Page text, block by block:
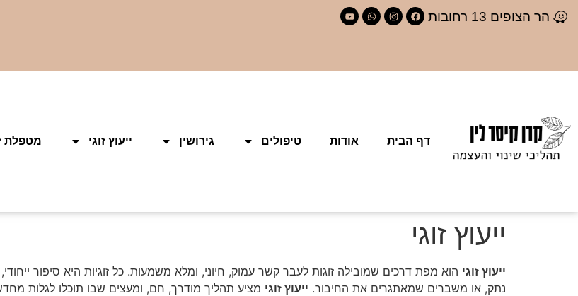
לתוכן
הר הצופים 13 רחובות
דף הבית אודות טיפולים גירושין ייעוץ זוגי מטפלת
ייעוץ זוגי
ייעוץ זוגי הוא מפת דרכים שמובילה זוגות לעבר קשר עמוק, חיוני, ומלא משמעות. כל זוגיות היא סיפור
נתק, או משברים שמאתגרים את החיבור. ייעוץ זוגי מציע תהליך מודרך, חם, ומעצים שבו תוכלו לגלות